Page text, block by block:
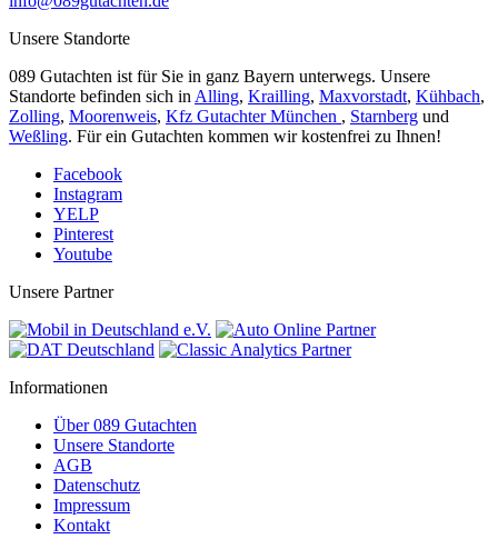
Unsere Standorte
089 Gutachten ist für Sie in ganz Bayern unterwegs. Unsere
Standorte befinden sich in Alling, Krailling, Maxvorstadt, Kühbach,
Zolling, Moorenweis, Kfz Gutachter München , Starnberg und
Weßling. Für ein Gutachten kommen wir kostenfrei zu Ihnen!
Facebook
Instagram
YELP
Pinterest
Youtube
Unsere Partner
Informationen
Über 089 Gutachten
Unsere Standorte
AGB
Datenschutz
Impressum
Kontakt